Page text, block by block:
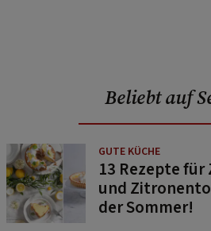
Beliebt auf
GUTE KÜCHE
13 Rezepte
und
der Sommer!